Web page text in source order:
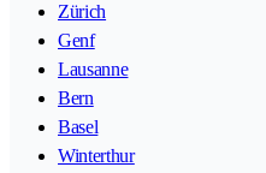
Zürich
Genf
Lausanne
Bern
Basel
Winterthur